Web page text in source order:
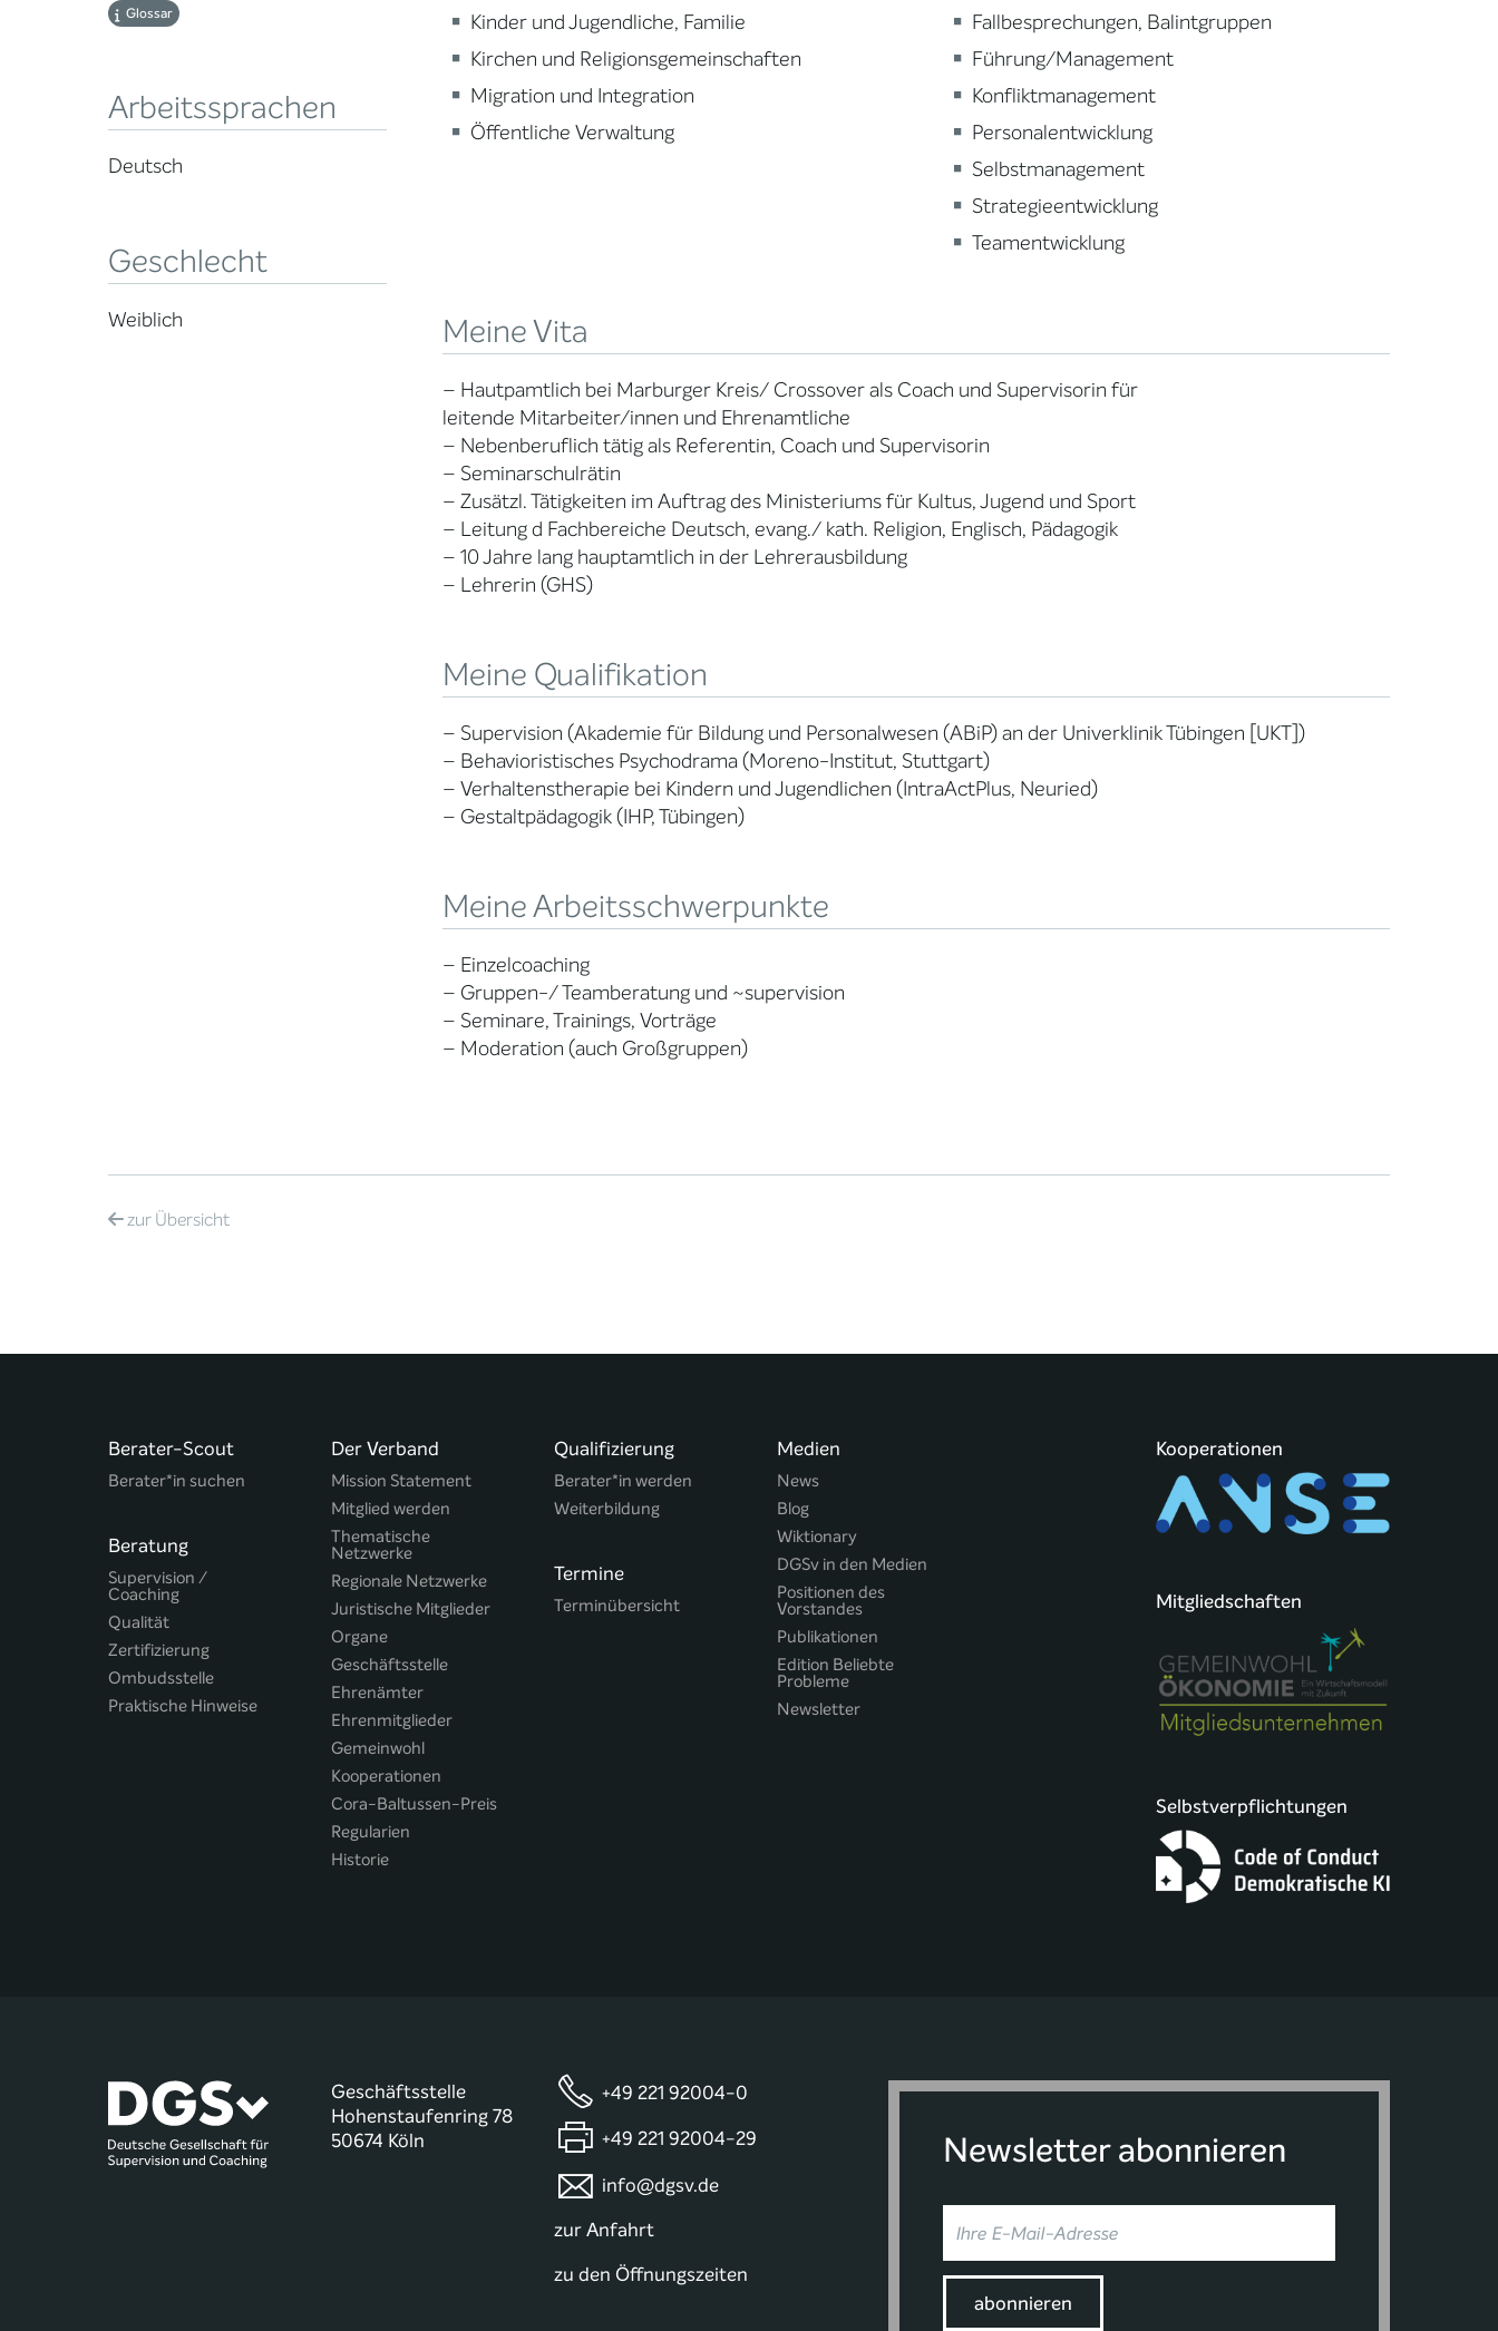
Glossar
Arbeitssprachen
Deutsch
Geschlecht
Weiblich
Kinder und Jugendliche, Familie
Kirchen und Religionsgemeinschaften
Migration und Integration
Öffentliche Verwaltung
Fallbesprechungen, Balintgruppen
Führung/Management
Konfliktmanagement
Personalentwicklung
Selbstmanagement
Strategieentwicklung
Teamentwicklung
Meine Vita
– Hautpamtlich bei Marburger Kreis/ Crossover als Coach und Supervisorin für
leitende Mitarbeiter/innen und Ehrenamtliche
– Nebenberuflich tätig als Referentin, Coach und Supervisorin
– Seminarschulrätin
– Zusätzl. Tätigkeiten im Auftrag des Ministeriums für Kultus, Jugend und Sport
– Leitung d Fachbereiche Deutsch, evang./ kath. Religion, Englisch, Pädagogik
– 10 Jahre lang hauptamtlich in der Lehrerausbildung
– Lehrerin (GHS)
Meine Qualifikation
– Supervision (Akademie für Bildung und Personalwesen (ABiP) an der Univerklinik Tübingen [UKT])
– Behavioristisches Psychodrama (Moreno-Institut, Stuttgart)
– Verhaltenstherapie bei Kindern und Jugendlichen (IntraActPlus, Neuried)
– Gestaltpädagogik (IHP, Tübingen)
Meine Arbeitsschwerpunkte
– Einzelcoaching
– Gruppen-/ Teamberatung und ~supervision
– Seminare, Trainings, Vorträge
– Moderation (auch Großgruppen)
zurÜbersicht
Berater-Scout
Berater*in suchen
Beratung
Supervision /
Coaching
Qualität
Zertifizierung
Ombudsstelle
Praktische Hinweise
Der Verband
Mission Statement
Mitglied werden
Thematische
Netzwerke
Regionale Netzwerke
Juristische Mitglieder
Organe
Geschäftsstelle
Ehrenämter
Ehrenmitglieder
Gemeinwohl
Kooperationen
Cora-Baltussen-Preis
Regularien
Historie
Qualifizierung
Berater*in werden
Weiterbildung
Termine
Terminübersicht
Medien
News
Blog
Wiktionary
DGSv in den Medien
Positionen des
Vorstandes
Publikationen
Edition Beliebte
Probleme
Newsletter
Kooperationen
Mitgliedschaften
Selbstverpflichtungen
Geschäftsstelle
Hohenstaufenring 78
50674 Köln
+49 221 92004-0
+49 221 92004-29
info@dgsv.de
zur Anfahrt
zu den Öffnungszeiten
Newsletter abonnieren